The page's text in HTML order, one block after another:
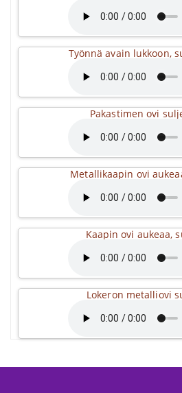
Työnnä avain lukkoon,
Pakastimen ovi
Metallikaapin ovi
Kaapin ovi aukeaa,
Lokeron metalliovi